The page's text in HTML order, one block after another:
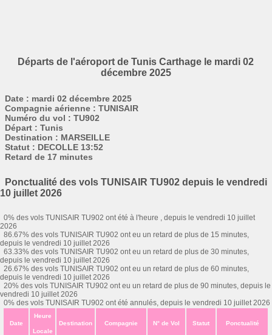
Départs de l'aéroport de Tunis Carthage le mardi 02
décembre 2025
Date : mardi 02 décembre 2025
Compagnie aérienne : TUNISAIR
Numéro du vol : TU902
Départ : Tunis
Destination : MARSEILLE
Statut : DECOLLE 13:52
Retard de 17 minutes
Ponctualité des vols TUNISAIR TU902 depuis le vendredi
10 juillet 2026
0% des vols TUNISAIR TU902 ont été à l'heure , depuis le vendredi 10 juillet
2026
86.67% des vols TUNISAIR TU902 ont eu un retard de plus de 15 minutes,
depuis le vendredi 10 juillet 2026
63.33% des vols TUNISAIR TU902 ont eu un retard de plus de 30 minutes,
depuis le vendredi 10 juillet 2026
26.67% des vols TUNISAIR TU902 ont eu un retard de plus de 60 minutes,
depuis le vendredi 10 juillet 2026
20% des vols TUNISAIR TU902 ont eu un retard de plus de 90 minutes, depuis le
vendredi 10 juillet 2026
0% des vols TUNISAIR TU902 ont été annulés, depuis le vendredi 10 juillet 2026
Date
Heure
Locale
Destination Compagnie N° de Vol Statut Ponctualité